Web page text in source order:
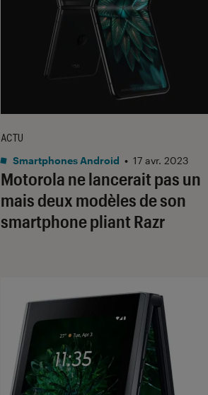
Motorola ne lancerait pas un
mais deux modèles de son
smartphone pliant Razr
ACTU
Smartphones Android • 17 avr. 2023